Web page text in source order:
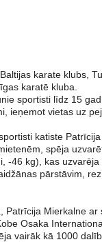
karate klubs,
karatē kluba.
sportisti līdz 15
ieņemot vietas uz
katiste
spēja
-46 kg), kas
pārstāvim,
Patrīcija Mierkalne ar
Osaka
vairāk kā 1000